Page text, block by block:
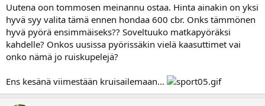
u
n
a
l
o
t
a
i
v
ä
Uutena oon tommosen meinannu ostaa. Hinta ainakin on yksi
hyvä syy valita tämä ennen hondaa 600 cbr. Onks tämmönen
hyvä pyörä ensimmäiseks?? Soveltuuko matkapyöräksi
kahdelle? Onkos uusissa pyörissäkin vielä kaasuttimet vai
onko nämä jo ruiskupelejä?
Ens kesänä viimestään kruisailemaan...